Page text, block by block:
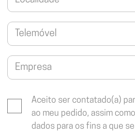
Aceito ser contatado(a)
ao meu pedido, assim
dados para os fins a que